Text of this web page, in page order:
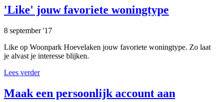
'Like' jouw favoriete woningtype
8 september '17
Like op Woonpark Hoevelaken jouw favoriete woningtype. Zo laat
je alvast je interesse blijken.
Lees verder
Maak een persoonlijk account aan